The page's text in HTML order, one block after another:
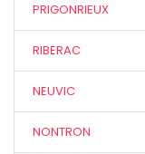
PRIGONRIEUX
RIBERAC
NEUVIC
NONTRON